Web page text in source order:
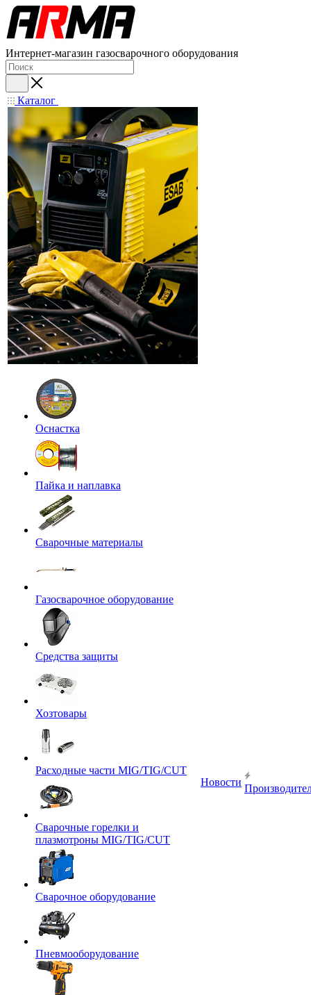
Интернет-магазин газосварочного оборудования
Каталог
Оснастка
Пайка и наплавка
Сварочные материалы
Газосварочное оборудование
Средства защиты
Хозтовары
Расходные части MIG/TIG/CUT
Сварочные горелки и
плазмотроны MIG/TIG/CUT
Сварочное оборудование
Пневмооборудование
Новости